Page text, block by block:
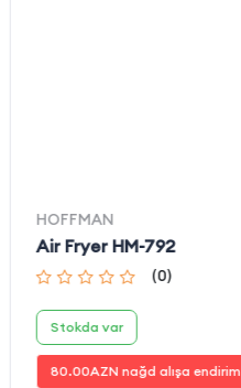
HOFFMAN
Air Fryer HM-792
(0)
Stokda var
80.00AZN nağd alışa endirim